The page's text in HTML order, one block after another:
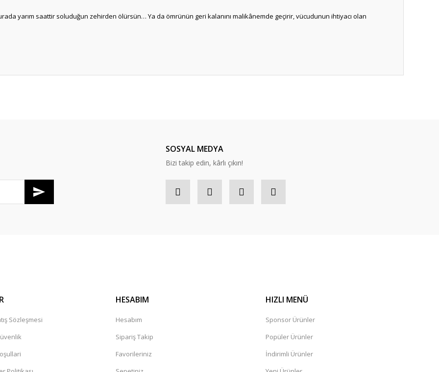
yarım saattir soluduğun zehirden ölürsün… Ya da ömrünün geri kalanını malikânemde geçirir, vücudunun ihtiyacı olan
SOSYAL MEDYA
Bizi takip edin, kârlı çıkın!
Sözleşmesi
HESABIM
Hesabım
Sipariş Takip
Favorileriniz
HIZLI MENÜ
Sponsor Ürünler
Popüler Ürünler
İndirimli Ürünler